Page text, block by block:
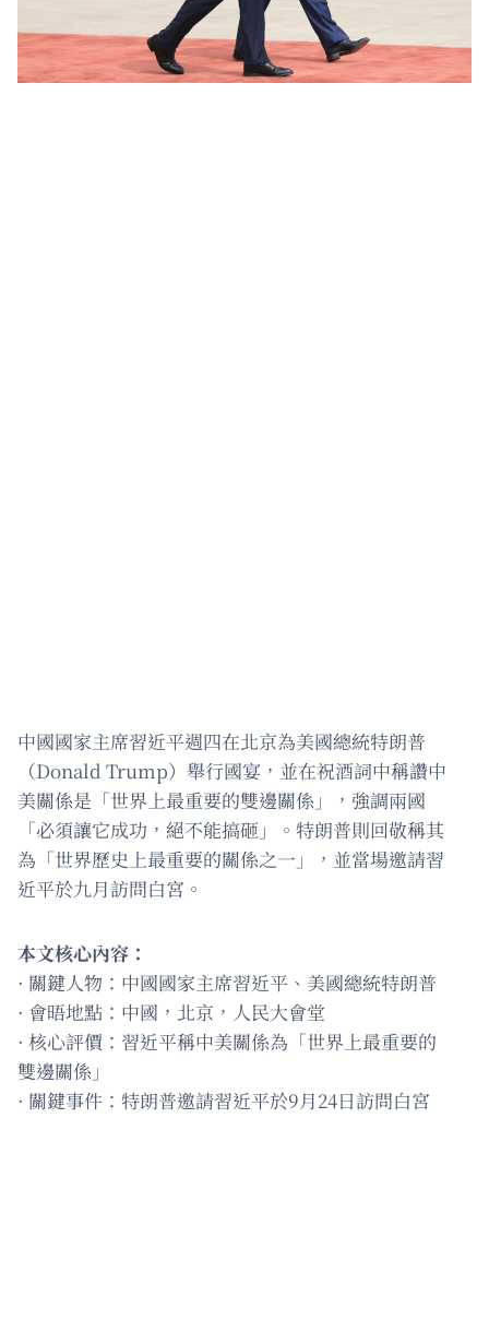
中國國家主席習近平週四在北京為美國總統特朗普
（Donald Trump）舉行國宴，並在祝酒詞中稱讚中
美關係是「世界上最重要的雙邊關係」，強調兩國
「必須讓它成功，絕不能搞砸」。特朗普則回敬稱其
為「世界歷史上最重要的關係之一」，並當場邀請習
近平於九月訪問白宮。
本文核心內容：
· 關鍵人物：中國國家主席習近平、美國總統特朗普
· 會晤地點：中國，北京，人民大會堂
· 核心評價：習近平稱中美關係為「世界上最重要的
雙邊關係」
· 關鍵事件：特朗普邀請習近平於9月24日訪問白宮